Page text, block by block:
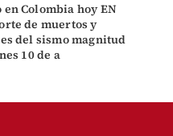
Colombia hoy EN
de muertos y
del sismo magnitud
10 de a